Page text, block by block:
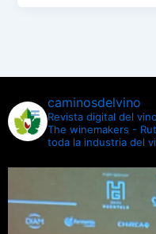
caminosdelvino
Revista digital del
The winemakers -
toda la industria del